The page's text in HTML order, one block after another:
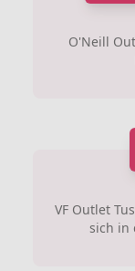
O'Neill
VF Outlet
sich in